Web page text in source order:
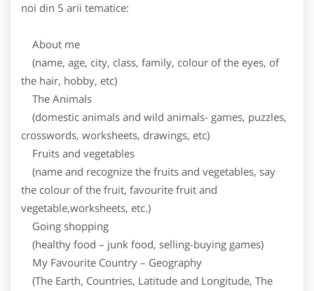
noi din 5 arii tematice:
About me
(name, age, city, class, family, colour of the eyes, of
the hair, hobby, etc)
The Animals
(domestic animals and wild animals- games, puzzles,
crosswords, worksheets, drawings, etc)
Fruits and vegetables
(name and recognize the fruits and vegetables, say
the colour of the fruit, favourite fruit and
vegetable,worksheets, etc.)
Going shopping
(healthy food – junk food, selling-buying games)
My Favourite Country – Geography
(The Earth, Countries, Latitude and Longitude, The